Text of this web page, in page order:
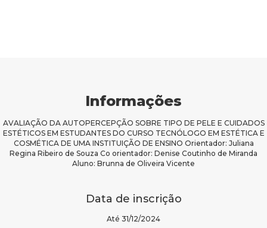
Informações
AVALIAÇÃO DA AUTOPERCEPÇÃO SOBRE TIPO DE PELE E CUIDADOS
ESTÉTICOS EM ESTUDANTES DO CURSO TECNÓLOGO EM ESTÉTICA E
COSMÉTICA DE UMA INSTITUIÇÃO DE ENSINO Orientador: Juliana
Regina Ribeiro de Souza Co orientador: Denise Coutinho de Miranda
Aluno: Brunna de Oliveira Vicente
Data de inscrição
Até 31/12/2024